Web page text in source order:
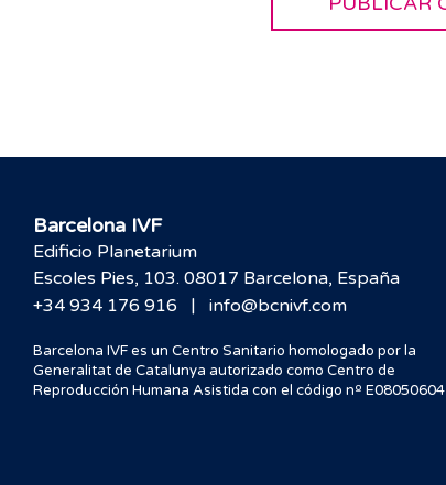
Barcelona IVF
Edificio Planetarium
Escoles Pies, 103. 08017 Barcelona, España
+34 934 176 916
| info@bcnivf.com
Barcelona IVF es un Centro Sanitario homologado por la
Generalitat de Catalunya autorizado como Centro de
Reproducción Humana Asistida con el código nº E08050604